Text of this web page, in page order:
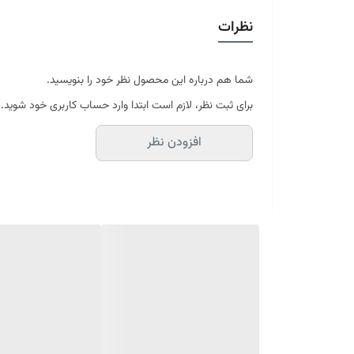
در سایه خشک شود
موجود در سایز بندی : 4 ، 6 ، 9 ، 12 متری ( قابل سفارش در ابعاد دلخواه-سایز غیر استاندارد)
ابعاد 6 متری : 200*300 سانتیمتر
ابعاد 9 متری : 250*350 سانتیمتر
ابعاد 12 متری : 300*400 سانتیمتر
ارسال کالای خواب متین تا کمتر از 30 روز کاری آینده
نظرات
شما هم درباره این محصول نظر خود را بنویسید.
برای ثبت نظر، لازم است ابتدا وارد حساب کاربری خود شوید.
افزودن نظر